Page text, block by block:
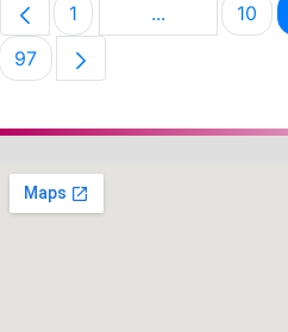
Página
1 ...Páginas 10
Página
97